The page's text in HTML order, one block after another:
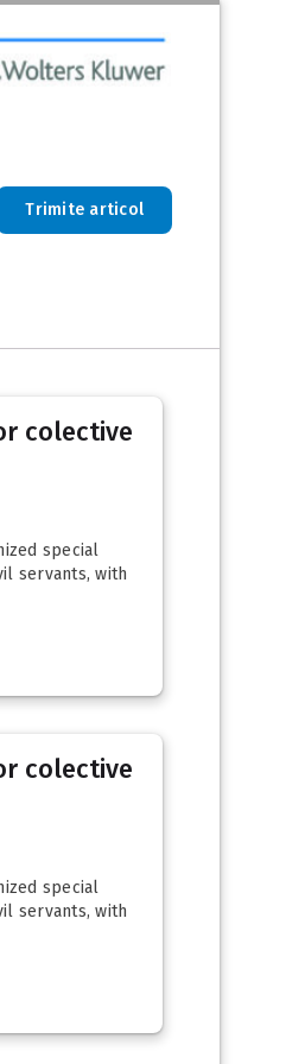
Trimite articol
colective
special
servants, with
colective
special
servants, with